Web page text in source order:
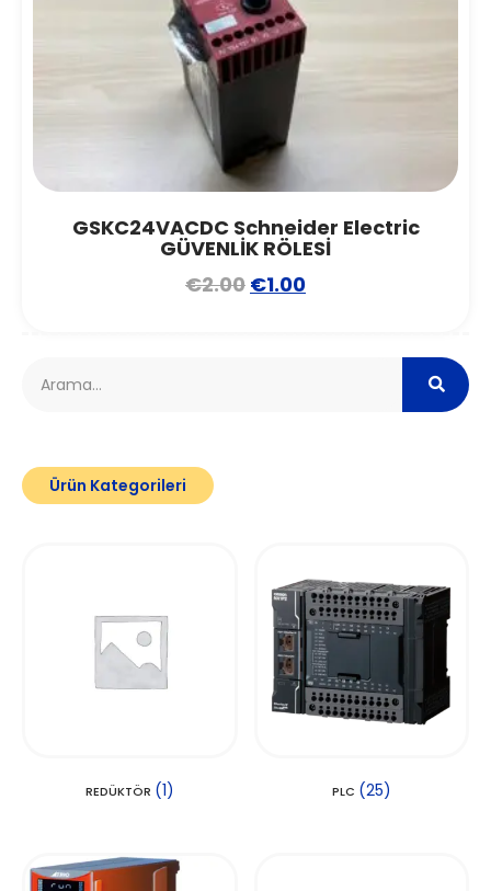
GSKC24VACDC Schneider Electric
GÜVENLİK RÖLESİ
€2.00 €1.00
Ürün Kategorileri
REDÜKTÖR (1) PLC (25)